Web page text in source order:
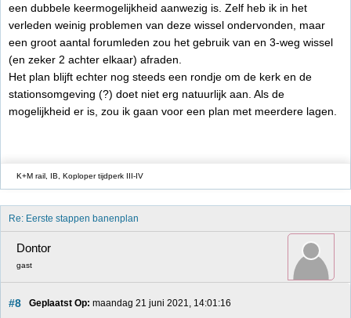
een dubbele keermogelijkheid aanwezig is. Zelf heb ik in het
verleden weinig problemen van deze wissel ondervonden, maar
een groot aantal forumleden zou het gebruik van en 3-weg wissel
(en zeker 2 achter elkaar) afraden.
Het plan blijft echter nog steeds een rondje om de kerk en de
stationsomgeving (?) doet niet erg natuurlijk aan. Als de
mogelijkheid er is, zou ik gaan voor een plan met meerdere lagen.
K+M rail, IB, Koploper tijdperk III-IV
Re: Eerste stappen banenplan
Dontor
gast
#8 Geplaatst Op: maandag 21 juni 2021, 14:01:16